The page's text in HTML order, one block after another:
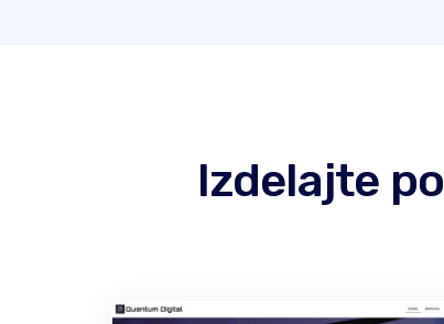
Izdelajte